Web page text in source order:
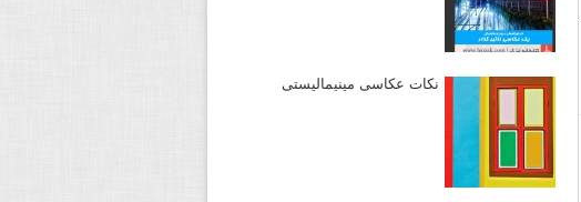
نکات عکاسی مینیمالیستی